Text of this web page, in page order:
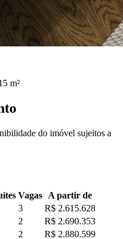
m²
do imóvel sujeitos a
Vagas
A partir de
3
R$ 2.615.628
2
R$ 2.690.353
2 R$ 2.880.599